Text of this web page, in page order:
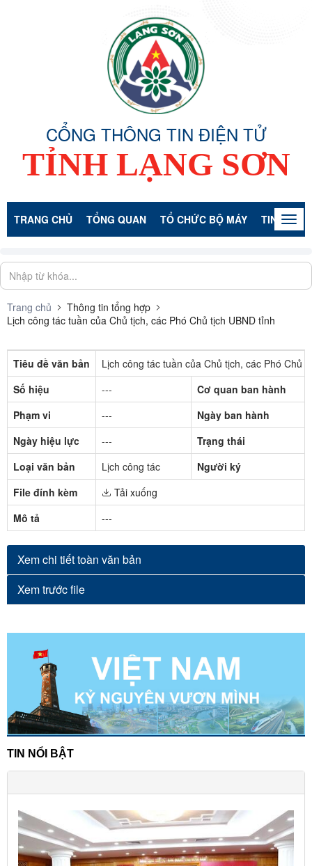
CỔNG THÔNG TIN ĐIỆN TỬ
TỈNH LẠNG SƠN
TRANG CHỦ TỔNG QUAN TỔ CHỨC BỘ MÁY TIN TỨC -
Trang chủ
Thông tin tổng hợp
Lịch công tác tuần của Chủ tịch, các Phó Chủ tịch UBND tỉnh
Tiêu đề văn bản
Lịch công tác tuần của Chủ tịch, các Phó Chủ
Số hiệu
---
Cơ quan ban hành
Phạm vi
---
Ngày ban hành
Ngày hiệu lực
---
Trạng thái
Loại văn bản
Lịch công tác
Người ký
File đính kèm
Tải xuống
Mô tả
---
Xem chi tiết toàn văn bản
Xem trước file
TIN NỔI BẬT